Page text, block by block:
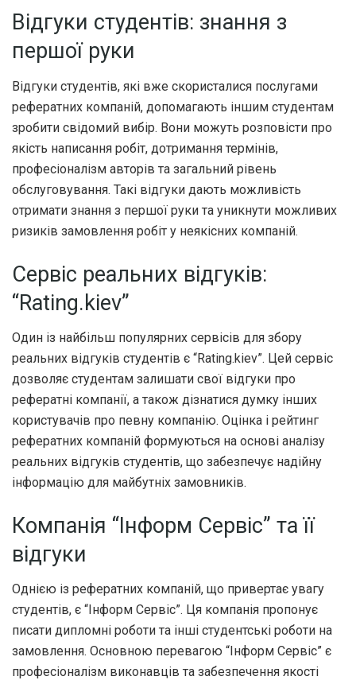
Відгуки студентів: знання з
першої руки
Відгуки студентів, які вже скористалися послугами
рефератних компаній, допомагають іншим студентам
зробити свідомий вибір. Вони можуть розповісти про
якість написання робіт, дотримання термінів,
професіоналізм авторів та загальний рівень
обслуговування. Такі відгуки дають можливість
отримати знання з першої руки та уникнути можливих
ризиків замовлення робіт у неякісних компаній.
Сервіс реальних відгуків:
“Rating.kiev”
Один із найбільш популярних сервісів для збору
реальних відгуків студентів є “Rating.kiev”. Цей сервіс
дозволяє студентам залишати свої відгуки про
рефератні компанії, а також дізнатися думку інших
користувачів про певну компанію. Оцінка і рейтинг
рефератних компаній формуються на основі аналізу
реальних відгуків студентів, що забезпечує надійну
інформацію для майбутніх замовників.
Компанія “Інформ Сервіс” та її
відгуки
Однією із рефератних компаній, що привертає увагу
студентів, є “Інформ Сервіс”. Ця компанія пропонує
писати дипломні роботи та інші студентські роботи на
замовлення. Основною перевагою “Інформ Сервіс” є
професіоналізм виконавців та забезпечення якості